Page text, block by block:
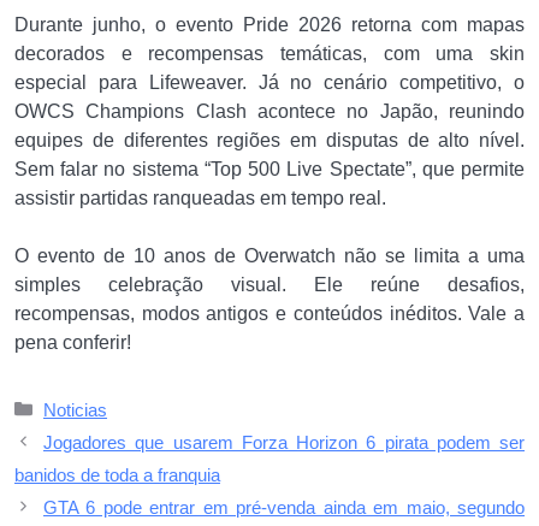
Durante junho, o evento Pride 2026 retorna com mapas
decorados e recompensas temáticas, com uma skin
especial para Lifeweaver. Já no cenário competitivo, o
OWCS Champions Clash acontece no Japão, reunindo
equipes de diferentes regiões em disputas de alto nível.
Sem falar no sistema “Top 500 Live Spectate”, que permite
assistir partidas ranqueadas em tempo real.
O evento de 10 anos de Overwatch não se limita a uma
simples celebração visual. Ele reúne desafios,
recompensas, modos antigos e conteúdos inéditos. Vale a
pena conferir!
Categorias
Noticias
Jogadores que usarem Forza Horizon 6 pirata podem ser
banidos de toda a franquia
GTA 6 pode entrar em pré-venda ainda em maio, segundo